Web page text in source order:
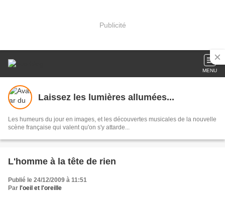
Publicité
MENU
Laissez les lumières allumées...
Les humeurs du jour en images, et les découvertes musicales de la nouvelle
scène française qui valent qu'on s'y attarde...
L'homme à la tête de rien
Publié le 24/12/2009 à 11:51
Par l'oeil et l'oreille